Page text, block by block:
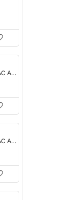
CÔNG TY TRÁCH NHIỆM HỮU HẠN MAY MẶC ALLIANCE ONE
CÔNG TY TRÁCH NHIỆM HỮU HẠN MAY MẶC ALLIANCE ONE